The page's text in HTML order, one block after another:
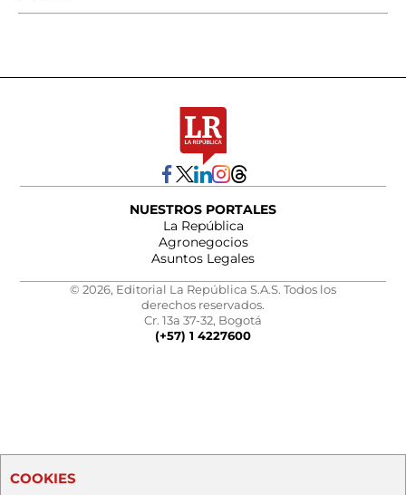
NUESTROS PORTALES
La República
Agronegocios
Asuntos Legales
© 2026, Editorial La República S.A.S. Todos los
derechos reservados.
Cr. 13a 37-32, Bogotá
(+57) 1 4227600
COOKIES